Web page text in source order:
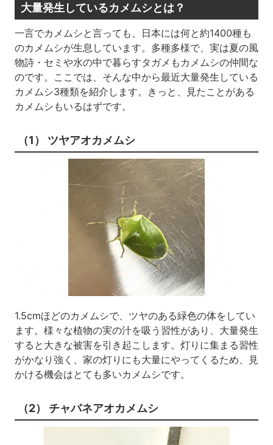
大量発生しているカメムシとは？
一言でカメムシと言っても、日本には何と約1400種も
のカメムシが生息しています。多種多様で、実は夏の風
物詩・セミや水の中で暮らすタガメもカメムシの仲間な
のです。ここでは、そんな中から最近大量発生している
カメムシ3種類を紹介します。きっと、見たことがある
カメムシもいるはずです。
（1） ツヤアオカメムシ
1.5cmほどのカメムシで、ツヤのある緑色の体をしてい
ます。様々な植物の実の汁を吸う習性があり、大量発生
すると大きな被害を引き起こします。灯りに集まる習性
がかなり強く、家の灯りにも大量にやってくるため、見
かける機会はとても多いカメムシです。
（2） チャバネアオカメムシ